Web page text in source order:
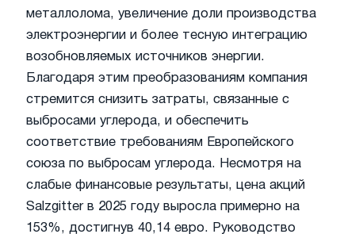
металлолома, увеличение доли производства
электроэнергии и более тесную интеграцию
возобновляемых источников энергии.
Благодаря этим преобразованиям компания
стремится снизить затраты, связанные с
выбросами углерода, и обеспечить
соответствие требованиям Европейского
союза по выбросам углерода. Несмотря на
слабые финансовые результаты, цена акций
Salzgitter в 2025 году выросла примерно на
153%, достигнув 40,14 евро. Руководство